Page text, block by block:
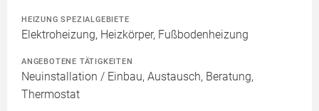
HEIZUNG SPEZIALGEBIETE
Elektroheizung, Heizkörper, Fußbodenheizung
ANGEBOTENE TÄTIGKEITEN
Neuinstallation / Einbau, Austausch, Beratung,
Thermostat